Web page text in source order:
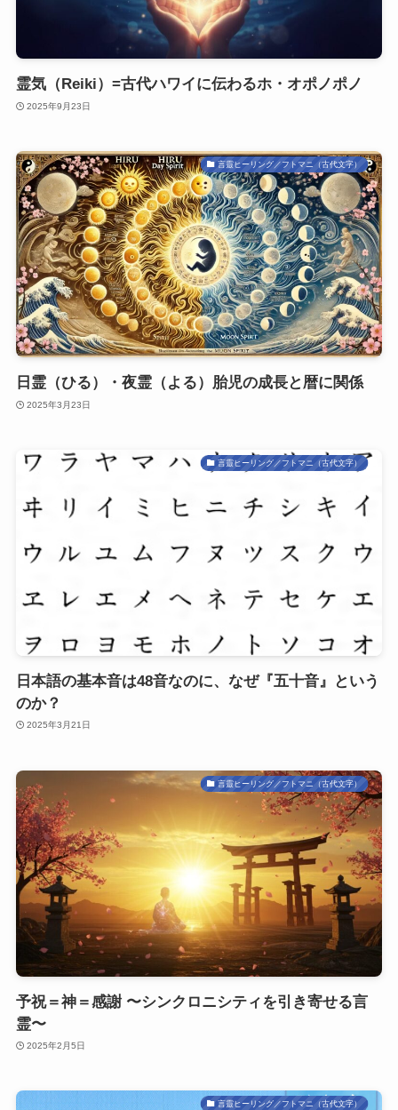
霊気（Reiki）=古代ハワイに伝わるホ・オポノポノ
2025年9月23日
言靈ヒーリング／フトマニ（古代文字）
日霊（ひる）・夜霊（よる）胎児の成長と暦に関係
2025年3月23日
言靈ヒーリング／フトマニ（古代文字）
日本語の基本音は48音なのに、なぜ『五十音』という
のか？
2025年3月21日
言靈ヒーリング／フトマニ（古代文字）
予祝＝神＝感謝 〜シンクロニシティを引き寄せる言
霊〜
2025年2月5日
言靈ヒーリング／フトマニ（古代文字）